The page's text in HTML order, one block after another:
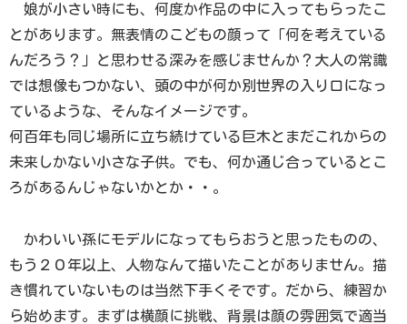
娘が小さい時にも、何度か作品の中に入ってもらったこ
とがあります。無表情のこどもの顔って「何を考えている
んだろう？」と思わせる深みを感じませんか？大人の常識
では想像もつかない、頭の中が何か別世界の入り口になっ
ているような、そんなイメージです。
何百年も同じ場所に立ち続けている巨木とまだこれからの
未来しかない小さな子供。でも、何か通じ合っているとこ
ろがあるんじゃないかとか・・。
かわいい孫にモデルになってもらおうと思ったものの、
もう２０年以上、人物なんて描いたことがありません。描
き慣れていないものは当然下手くそです。だから、練習か
ら始めます。まずは横顔に挑戦、背景は顔の雰囲気で適当